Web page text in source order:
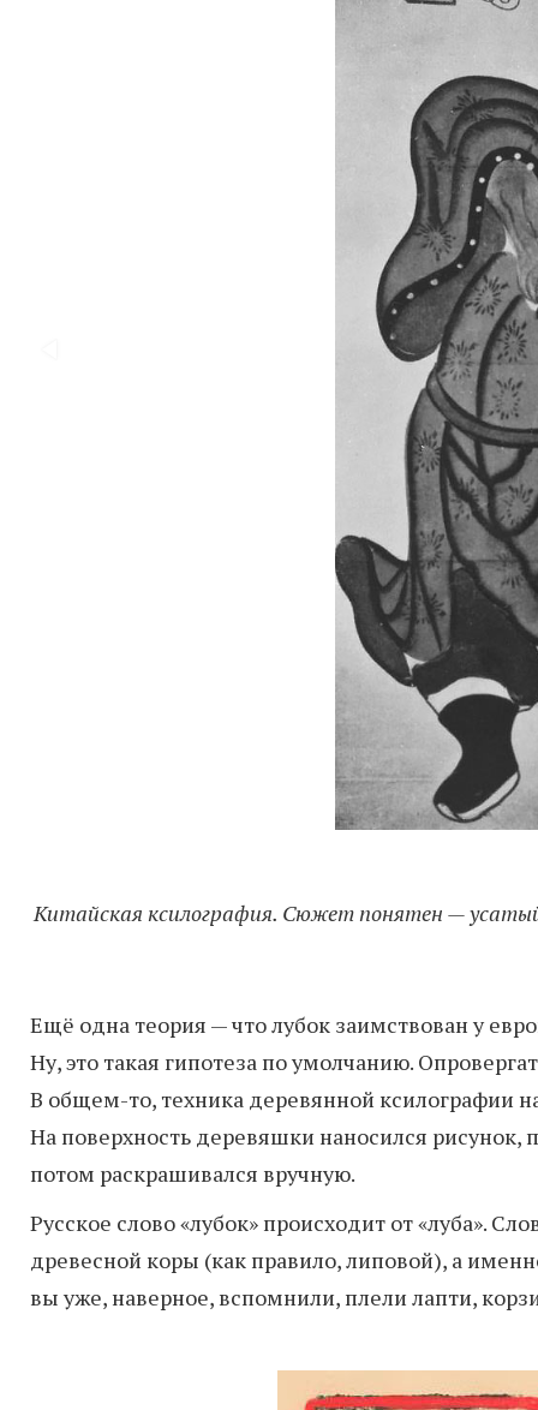
Китайская ксилография. Сюжет понятен —
Ещё одна теория — что лубок заимствован у
Ну, это такая гипотеза по умолчанию.
В общем-то, техника деревянной ксилографии
На поверхность деревяшки наносился рисунок,
потом раскрашивался вручную.
Русское слово «лубок» происходит от «луба».
древесной коры (как правило, липовой), а
вы уже, наверное, вспомнили, плели лапти,